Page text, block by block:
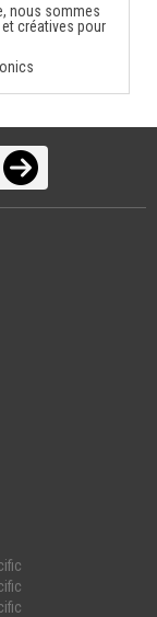
nous sommes
créatives pour